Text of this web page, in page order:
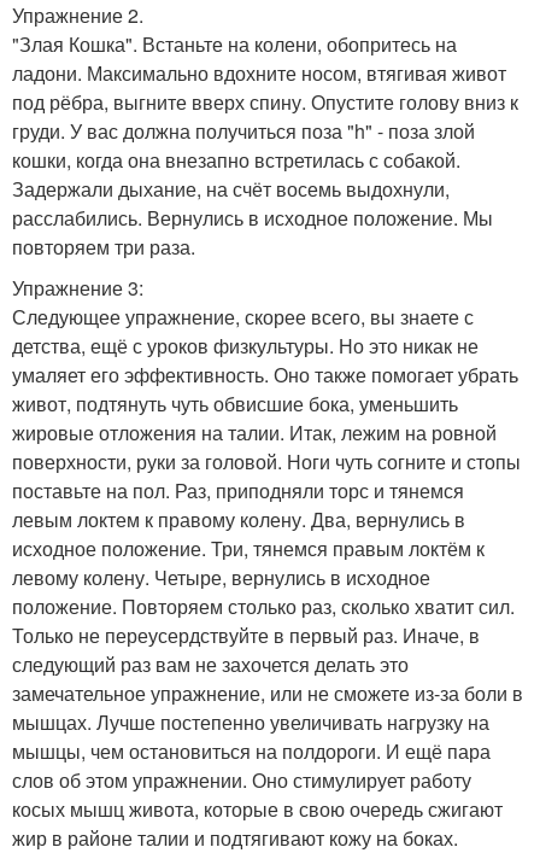
Упражнение 2.
"Злая Кошка". Встаньте на колени, обопритесь на
ладони. Максимально вдохните носом, втягивая живот
под рёбра, выгните вверх спину. Опустите голову вниз к
груди. У вас должна получиться поза "h" - поза злой
кошки, когда она внезапно встретилась с собакой.
Задержали дыхание, на счёт восемь выдохнули,
расслабились. Вернулись в исходное положение. Мы
повторяем три раза.
Упражнение 3:
Следующее упражнение, скорее всего, вы знаете с
детства, ещё с уроков физкультуры. Но это никак не
умаляет его эффективность. Оно также помогает убрать
живот, подтянуть чуть обвисшие бока, уменьшить
жировые отложения на талии. Итак, лежим на ровной
поверхности, руки за головой. Ноги чуть согните и стопы
поставьте на пол. Раз, приподняли торс и тянемся
левым локтем к правому колену. Два, вернулись в
исходное положение. Три, тянемся правым локтём к
левому колену. Четыре, вернулись в исходное
положение. Повторяем столько раз, сколько хватит сил.
Только не переусердствуйте в первый раз. Иначе, в
следующий раз вам не захочется делать это
замечательное упражнение, или не сможете из-за боли в
мышцах. Лучше постепенно увеличивать нагрузку на
мышцы, чем остановиться на полдороги. И ещё пара
слов об этом упражнении. Оно стимулирует работу
косых мышц живота, которые в свою очередь сжигают
жир в районе талии и подтягивают кожу на боках.